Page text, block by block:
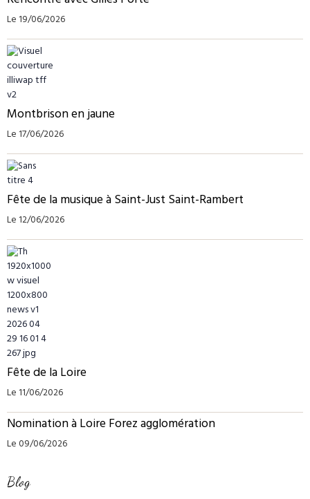
Le 19/06/2026
Montbrison en jaune
Le 17/06/2026
Fête de la musique à Saint-Just Saint-Rambert
Le 12/06/2026
Fête de la Loire
Le 11/06/2026
Nomination à Loire Forez agglomération
Le 09/06/2026
Blog